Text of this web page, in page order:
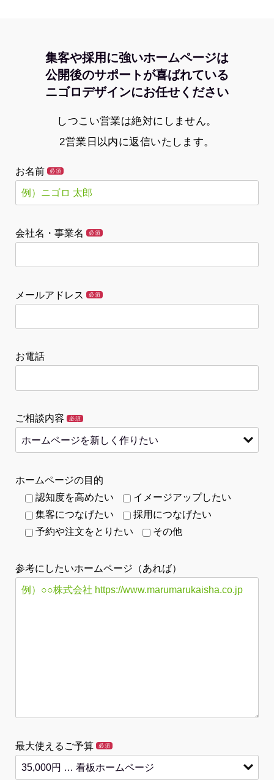
集客や採用に強いホームページは
公開後のサポートが喜ばれている
ニゴロデザインにお任せください
しつこい営業は絶対にしません。
2営業日以内に返信いたします。
お名前 必須
会社名・事業名 必須
メールアドレス 必須
お電話
ご相談内容 必須
ホームページの目的
認知度を高めたい
イメージアップしたい
集客につなげたい
採用につなげたい
予約や注文をとりたい
その他
参考にしたいホームページ（あれば）
最大使えるご予算 必須